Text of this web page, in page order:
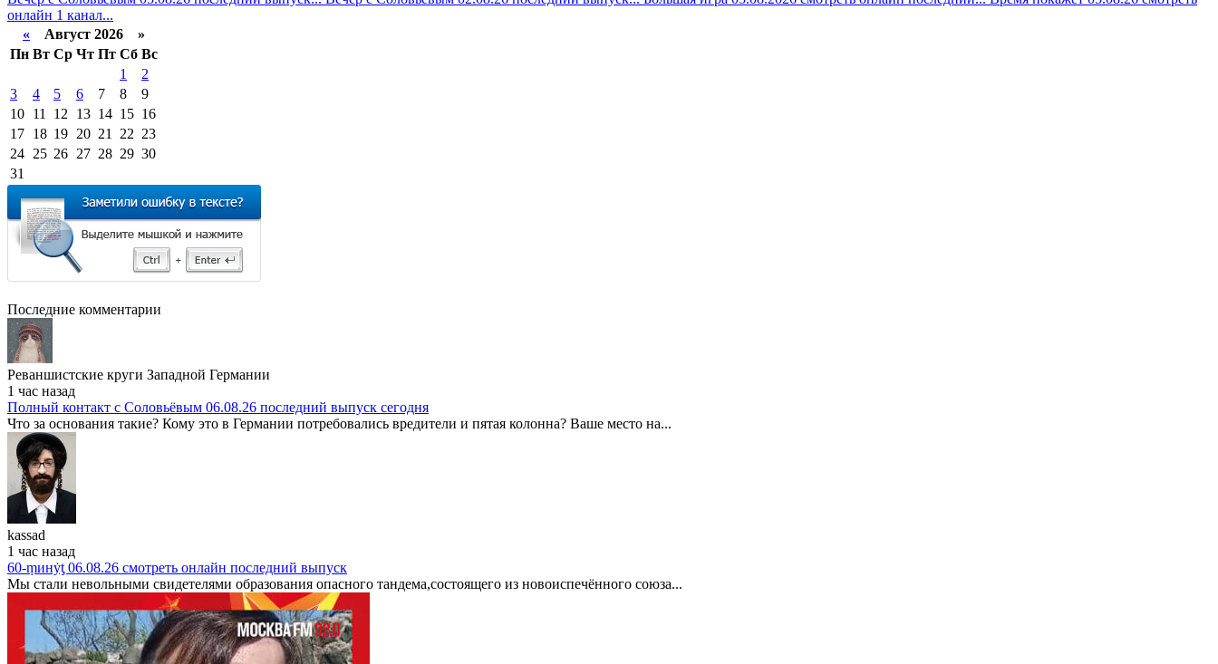
онлайн 1 канал...
« Август 2026 »
Пн Вт Ср Чт Пт Сб Вс
1
2
3
4 5 6 7 8
9
10 11 12 13 14 15 16
17 18 19 20 21 22 23
24 25 26 27 28 29 30
31
Последние комментарии
Реваншистские круги Западной Германии
1 час назад
Полный контакт с Соловьёвым 06.08.26 последний выпуск сегодня
Что за основания такие? Кому это в Германии потребовались вредители и пятая колонна? Ваше место на...
kassad
1 час назад
60-ṃинẏƫ 06.08.26 смотреть онлайн последний выпуск
Мы стали невольными свидетелями образования опасного тандема,состоящего из новоиспечённого союза...